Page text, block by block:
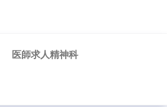
医師求人精神科